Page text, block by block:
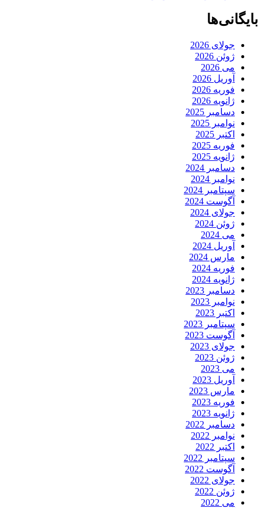
بایگانی‌ها
جولای 2026
ژوئن 2026
می 2026
آوریل 2026
فوریه 2026
ژانویه 2026
دسامبر 2025
نوامبر 2025
اکتبر 2025
فوریه 2025
ژانویه 2025
دسامبر 2024
نوامبر 2024
سپتامبر 2024
آگوست 2024
جولای 2024
ژوئن 2024
می 2024
آوریل 2024
مارس 2024
فوریه 2024
ژانویه 2024
دسامبر 2023
نوامبر 2023
اکتبر 2023
سپتامبر 2023
آگوست 2023
جولای 2023
ژوئن 2023
می 2023
آوریل 2023
مارس 2023
فوریه 2023
ژانویه 2023
دسامبر 2022
نوامبر 2022
اکتبر 2022
سپتامبر 2022
آگوست 2022
جولای 2022
ژوئن 2022
می 2022